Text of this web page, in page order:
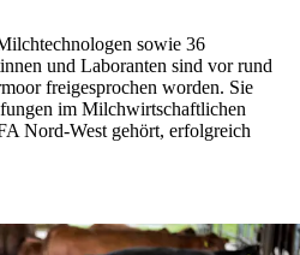
sowie 36
und Laboranten sind vor rund
freigesprochen worden. Sie
im Milchwirtschaftlichen
Nord-West gehört, erfolgreich